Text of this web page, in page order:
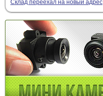
Склад переехал на новый адрес